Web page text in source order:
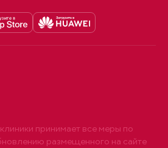
принимает все меры по
размещенного на сайте